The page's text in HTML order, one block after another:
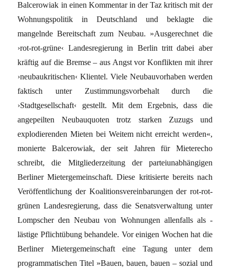
Balcerowiak in einen Kommentar in der Taz kritisch mit der
Wohnungspolitik in Deutschland und beklagte die
mangelnde Bereitschaft zum Neubau. »Ausgerechnet die
›rot-rot-grüne‹ Landesregierung in Berlin tritt dabei aber
kräftig auf die Bremse – aus Angst vor Konflikten mit ihrer
›neubaukri­tischen‹ Klientel. Viele Neubauvorhaben werden
faktisch unter Zustimmungsvorbehalt durch die
›Stadtgesellschaft‹ gestellt. Mit dem Ergebnis, dass die
angepeilten Neubauquoten trotz starken Zuzugs und
explodierenden Mieten bei Weitem nicht erreicht werden«,
monierte Balcerowiak, der seit Jahren für Mieterecho
schreibt, die Mitgliederzeitung der parteiunabhängigen
Berliner Mietergemeinschaft. Diese kritisierte bereits nach
Veröffentlichung der Koa­litionsvereinbarungen der rot-rot-
grünen Landesregierung, dass die Senatsverwaltung unter
Lompscher den Neubau von Wohnungen allenfalls als ­
lästige Pflichtübung behandele. Vor einigen Wochen hat die
Berliner Mieter­gemeinschaft eine Tagung unter dem
programmatischen Titel »Bauen, bauen, bauen – sozial und